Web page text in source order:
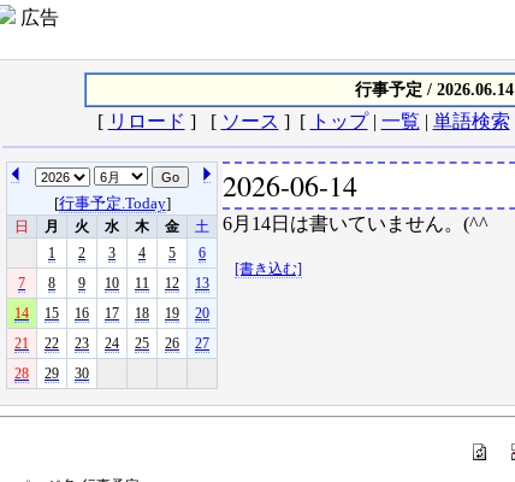
広告
行事予定 / 2026.06.14
[ リロード ] [ ソース ] [ トップ| 一覧 | 単語検索
[行事予定.Today]
日 月 火 水 木 金
土
1
2 3 4 5
6
7
8 9 10 11 12
13
14
15 16 17 18 19
20
21
22 23 24 25 26
27
28
29 30
2026-06-14
6月14日は書いていません。(^^ゞ
[書き込む]